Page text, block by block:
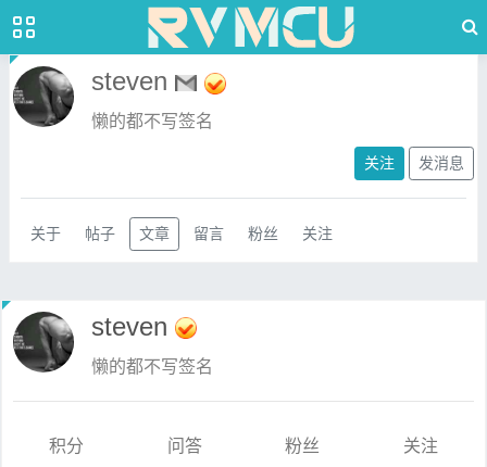
steven
懒的都不写签名
关注 发消息
关于 帖子 文章 留言 粉丝 关注
steven
懒的都不写签名
积分
问答
粉丝
关注